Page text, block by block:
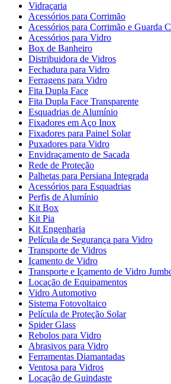
Vidraçaria
Acessórios para Corrimão
Acessórios para Corrimão e Guarda
Acessórios para Vidro
Box de Banheiro
Distribuidora de Vidros
Fechadura para Vidro
Ferragens para Vidro
Fita Dupla Face
Fita Dupla Face Transparente
Esquadrias de Alumínio
Fixadores em Aço Inox
Fixadores para Painel Solar
Puxadores para Vidro
Envidraçamento de Sacada
Rede de Proteção
Palhetas para Persiana Integrada
Acessórios para Esquadrias
Perfis de Alumínio
Kit Box
Kit Pia
Kit Engenharia
Película de Segurança para Vidro
Transporte de Vidros
Içamento de Vidro
Transporte e Içamento de Vidro
Locação de Equipamentos
Vidro Automotivo
Sistema Fotovoltaico
Película de Proteção Solar
Spider Glass
Rebolos para Vidro
Abrasivos para Vidro
Ferramentas Diamantadas
Ventosa para Vidros
Locação de Guindaste